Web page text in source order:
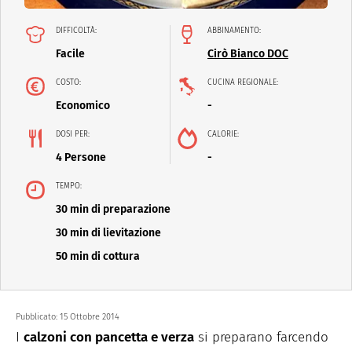
DIFFICOLTÀ:
Facile
ABBINAMENTO:
Cirò Bianco DOC
COSTO:
Economico
CUCINA REGIONALE:
-
DOSI PER:
4 Persone
CALORIE:
-
TEMPO:
30 min di preparazione
30 min di lievitazione
50 min di cottura
Pubblicato: 15 Ottobre 2014
I calzoni con pancetta e verza si preparano farcendo